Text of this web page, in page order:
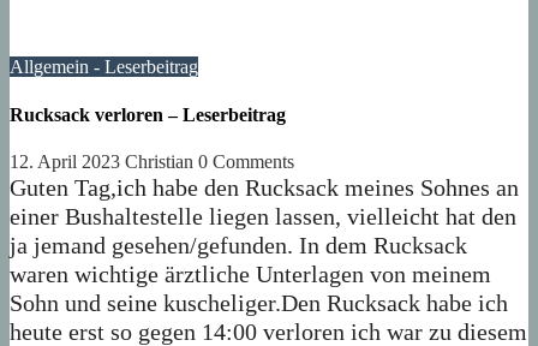
Allgemein - Leserbeitrag
Rucksack verloren – Leserbeitrag
12. April 2023 Christian 0 Comments
Guten Tag,ich habe den Rucksack meines Sohnes an
einer Bushaltestelle liegen lassen, vielleicht hat den
ja jemand gesehen/gefunden. In dem Rucksack
waren wichtige ärztliche Unterlagen von meinem
Sohn und seine kuscheliger.Den Rucksack habe ich
heute erst so gegen 14:00 verloren ich war zu diesem